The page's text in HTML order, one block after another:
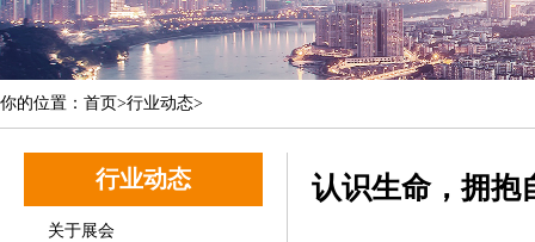
你的位置：首页>行业动态>
行业动态
关于展会
认识生命，拥